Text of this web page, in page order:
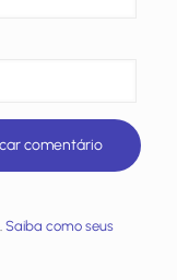
Saiba como seus